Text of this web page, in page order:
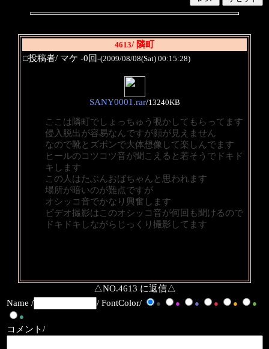
4613/ 隣町
□投稿者/ マケ -0回-(2009/08/08(Sat) 00:15:28)
SANY0001.rar/13240KB
ここは隣町でしょっちゅう覗かしてもらってます
侵入脱出が容易なんですが顔が見えません
なので靴とズボンで大体想像して楽しんでます
ヒールのコツコツ音が聞こえると若そうでドキド
キします
この人はたぶんおばちゃんと思われます
場所が暗いのが難点ですが
オシッコ音でかなり興奮します
ビデオ撮影はこのオシッコ音が何回も聞けるので
ドキドキしながらじっくり撮影してます
△NO.4613 に返信△
Name /
/ FontColor/ ● ● ● ● ●
●
●
コメント/